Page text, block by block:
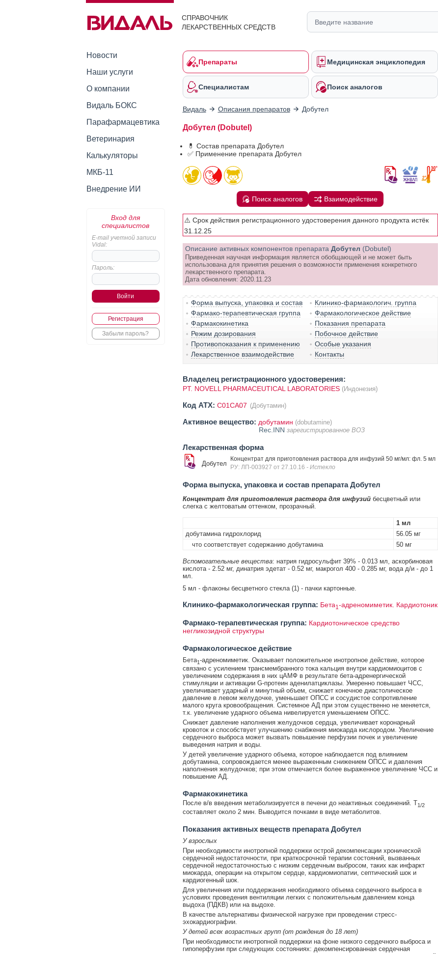
СПРАВОЧНИК
ЛЕКАРСТВЕННЫХ СРЕДСТВ
Новости
Наши услуги
О компании
Видаль БОКС
Парафармацевтика
Ветеринария
Калькуляторы
МКБ-11
Внедрение ИИ
Вход для
специалистов
E-mail учетной записи
Vidal:
Пароль:
Регистрация
Забыли пароль?
Препараты Медицинская энциклопедия
Специалистам Поиск аналогов
Видаль Описания препаратов Добутел
Добутел (Dobutel)
💊 Состав препарата Добутел
✅ Применение препарата Добутел
Поиск аналогов Взаимодействие
⚠️ Срок действия регистрационного удостоверения данного продукта истёк
31.12.25
Описание активных компонентов препарата Добутел (Dobutel)
Приведенная научная информация является обобщающей и не может быть
использована для принятия решения о возможности применения конкретного
лекарственного препарата.
Дата обновления: 2020.11.23
Форма выпуска, упаковка и состав
Клинико-фармакологич. группа
Фармако-терапевтическая группа
Фармакологическое действие
Фармакокинетика
Показания препарата
Режим дозирования
Побочное действие
Противопоказания к применению
Особые указания
Лекарственное взаимодействие
Контакты
Владелец регистрационного удостоверения:
PT. NOVELL PHARMACEUTICAL LABORATORIES (Индонезия)
Код ATX: C01CA07 (Добутамин)
Активное вещество: добутамин (dobutamine)
Rec.INN зарегистрированное ВОЗ
Лекарственная форма
Добутел
Концентрат для приготовления раствора для инфузий 50 мг/мл: фл. 5 мл
РУ: ЛП-003927 от 27.10.16 - Истекло
Форма выпуска, упаковка и состав препарата Добутел
Концентрат для приготовления раствора для инфузийбесцветный или
слегка с желтоватым оттенком, прозрачный.
1 мл
добутамина гидрохлорид
56.05 мг
что соответствует содержанию добутамина
50 мг
Вспомогательные вещества: натрия гидросульфит 39% - 0.013 мл, аскорбиновая
кислота - 2.52 мг, динатрия эдетат - 0.52 мг, макрогол 400 - 0.285 мг, вода д/и - до 1
мл.
5 мл - флаконы бесцветного стекла (1) - пачки картонные.
Клинико-фармакологическая группа: Бета1 -адреномиметик. Кардиотоник
Фармако-терапевтическая группа: Кардиотоническое средство
негликозидной структуры
Фармакологическое действие
Бета1-адреномиметик. Оказывает положительное инотропное действие, которое
связано с усилением трансмембранного тока кальция внутри кардиомиоцитов с
увеличением содержания в них цАМФ в результате бета-адренергической
стимуляции и активации G-протеин аденилатциклазы. Умеренно повышает ЧСС,
увеличивает ударный и минутный объем, снижает конечное диастолическое
давление в левом желудочке, уменьшает ОПСС и сосудистое сопротивление
малого круга кровообращения. Системное АД при этом существенно не меняется,
т.к. увеличение ударного объема нивелируется уменьшением ОПСС.
Снижает давление наполнения желудочков сердца, увеличивает коронарный
кровоток и способствует улучшению снабжения миокарда кислородом. Увеличение
сердечного выброса может вызвать повышение перфузии почек и увеличение
выведения натрия и воды.
У детей увеличение ударного объема, которое наблюдается под влиянием
добутамина, сопровождается менее выраженным снижением ОПСС и давления
наполнения желудочков; при этом отмечается более выраженное увеличение ЧСС и
повышение АД.
Фармакокинетика
После в/в введения метаболизируется в печени до неактивных соединений. T1/2
составляет около 2 мин. Выводится почками в виде метаболитов.
Показания активных веществ препарата Добутел
У взрослых
При необходимости инотропной поддержки острой декомпенсации хронической
сердечной недостаточности, при краткосрочной терапии состояний, вызванных
сердечной недостаточностью с низким сердечным выбросом, таких как инфаркт
миокарда, операции на открытом сердце, кардиомиопатии, септический шок и
кардиогенный шок.
Для увеличения или поддержания необходимого объема сердечного выброса в
условиях проведения вентиляции легких с положительным давлением конца
выдоха (ПДКВ) или на выдохе.
В качестве альтернативы физической нагрузке при проведении стресс-
эхокардиографии.
У детей всех возрастных групп (от рождения до 18 лет)
При необходимости инотропной поддержки на фоне низкого сердечного выброса и
гипоперфузии при следующих состояниях: декомпенсированная сердечная